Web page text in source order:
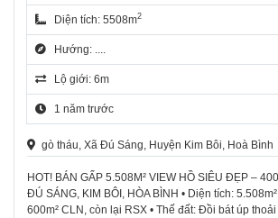
Diện tích: 5508m2
Hướng: ....
Lộ giới: 6m
1 năm trước
gò tháu, Xã Đú Sáng, Huyện Kim Bôi, Hoà Bình
HOT! BÁN GẤP 5.508M² VIEW HỒ SIÊU ĐẸP –
ĐÚ SÁNG, KIM BÔI, HÒA BÌNH • Diện tích:
600m² CLN, còn lại RSX • Thế đất: Đồi bát úp